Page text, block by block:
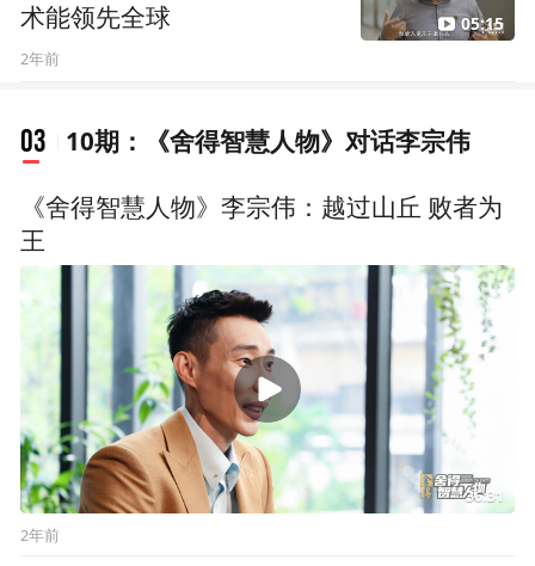
术能领先全球
2年前
05:15
03 10期：《舍得智慧人物》对话李宗伟
《舍得智慧人物》李宗伟：越过山丘 败者为
王
36:31
2年前